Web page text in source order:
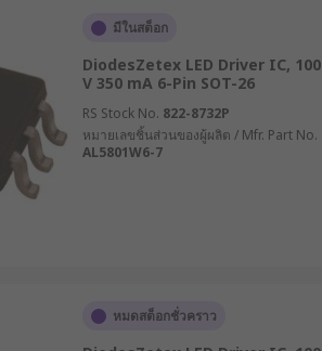
มีในสต็อก
DiodesZetex LED Driver IC, 100
V 350 mA 6-Pin SOT-26
RS Stock No. 822-8732P
หมายเลขชิ้นส่วนของผู้ผลิต / Mfr. Part No.
AL5801W6-7
หมดสต็อกชั่วคราว